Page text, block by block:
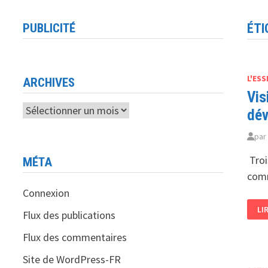
par
DE
PUBLICITÉ
ARCHIVES
Archives
MÉTA
Connexion
Flux des publications
Flux des commentaires
Site de WordPress-FR